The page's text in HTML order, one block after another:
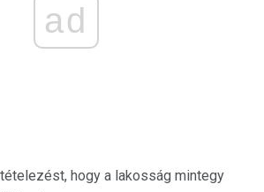
ad
hogy a lakosság mintegy